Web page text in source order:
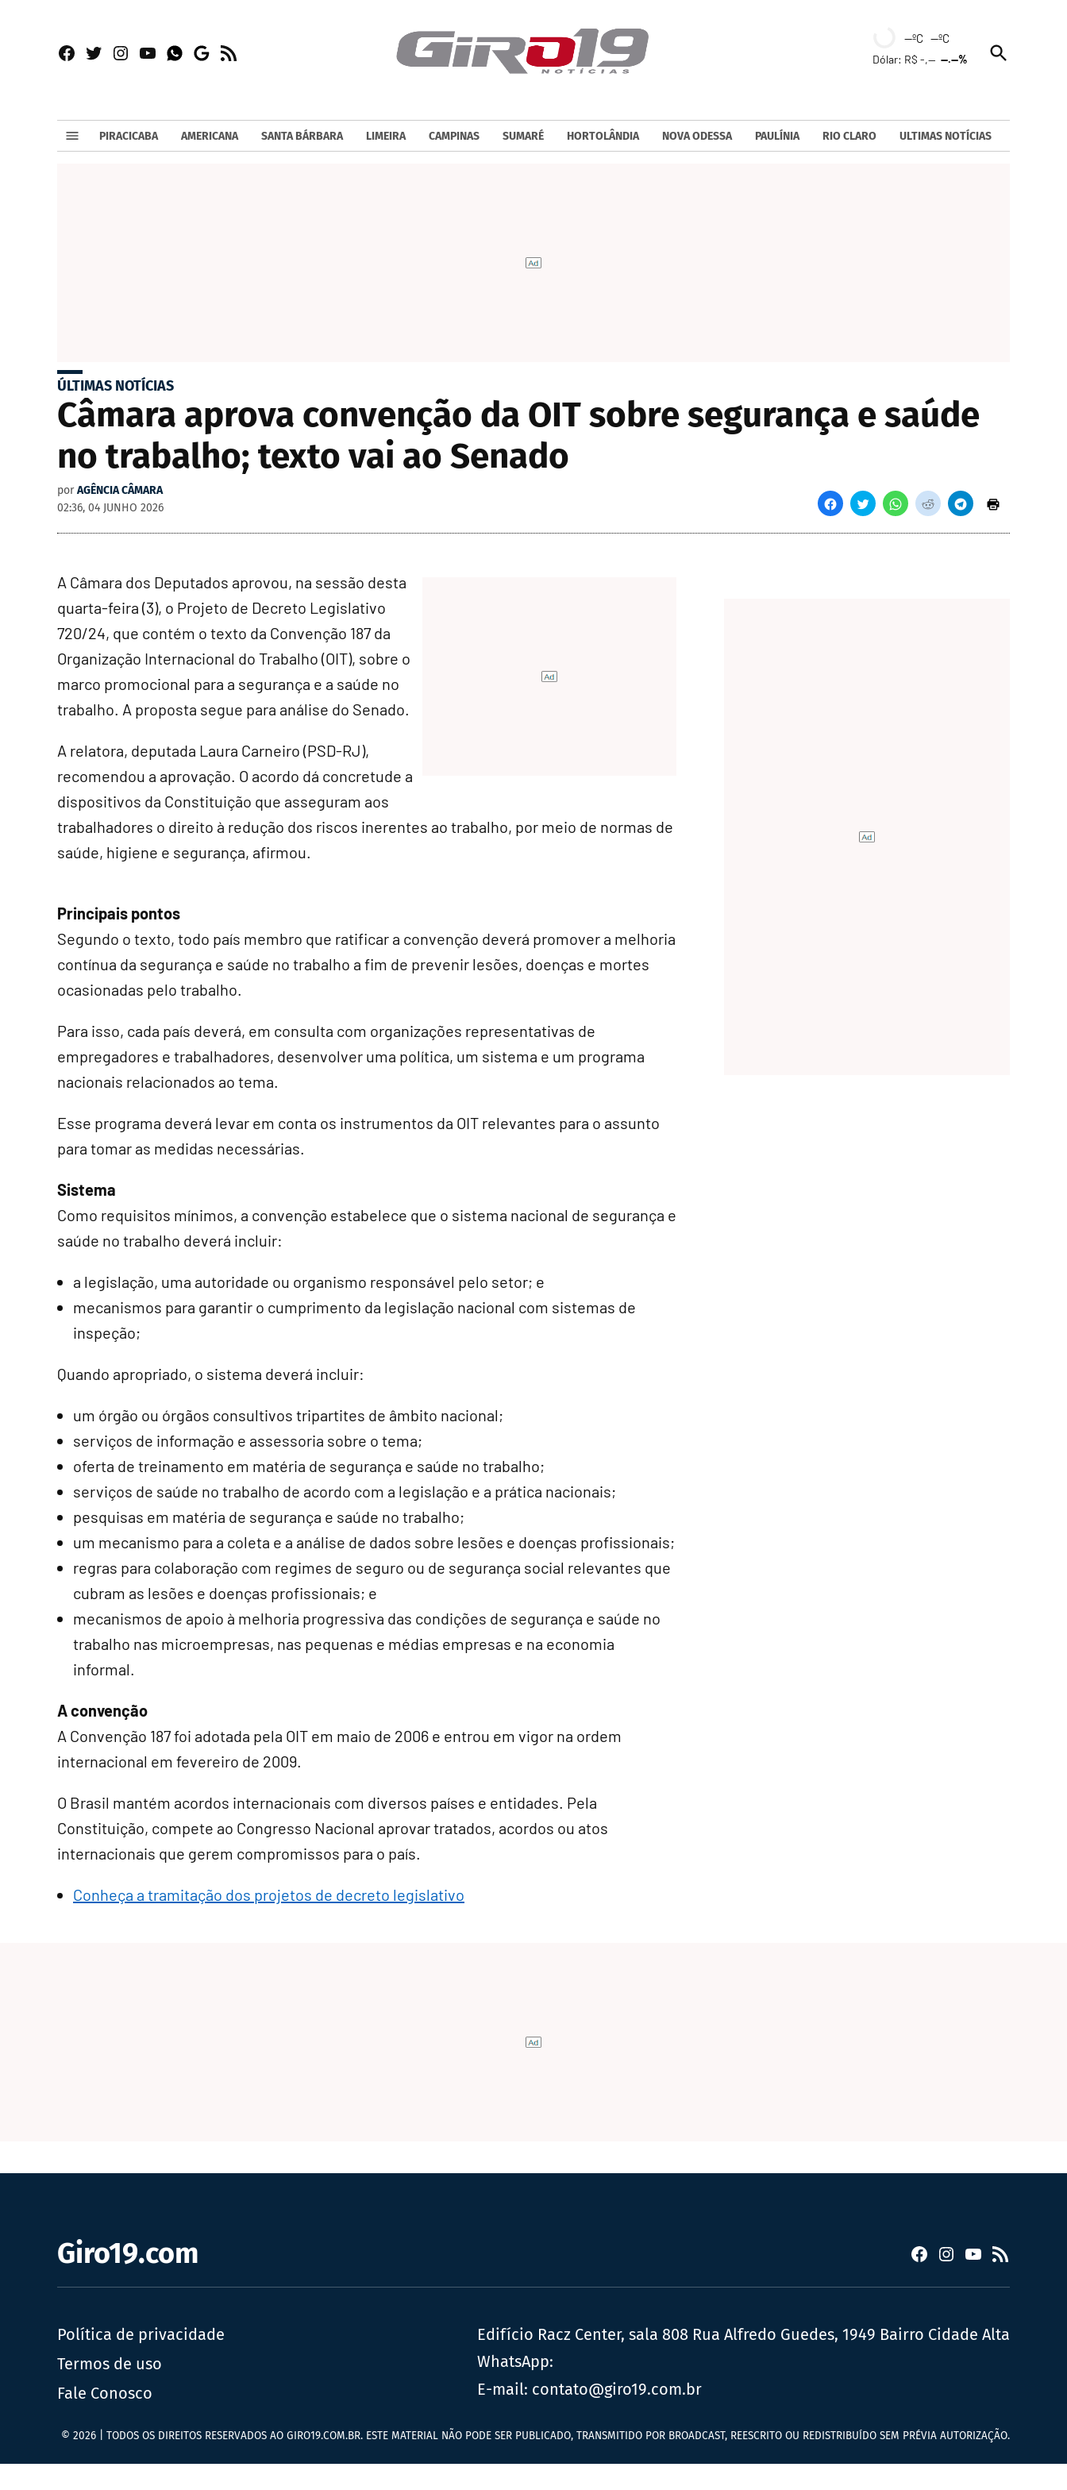
Facebook
TwitterInstagram
YouTubeWhatsapp
Google
RSS
--ºC --ºC
Dólar: R$ -,----.--%
Open
Search
PIRACICABA AMERICANA SANTA BÁRBARA LIMEIRA CAMPINAS SUMARÉ HORTOLÂNDIA NOVA ODESSA PAULÍNIA RIO CLARO ULTIMAS NOTÍCIAS
ÚLTIMAS NOTÍCIAS
Câmara aprova convenção da OIT sobre segurança e saúde
no trabalho; texto vai ao Senado
por AGÊNCIA CÂMARA
02:36, 04 JUNHO 2026
A Câmara dos Deputados aprovou, na sessão desta
quarta-feira (3), o Projeto de Decreto Legislativo
720/24, que contém o texto da Convenção 187 da
Organização Internacional do Trabalho (OIT), sobre o
marco promocional para a segurança e a saúde no
trabalho. A proposta segue para análise do Senado.
A relatora, deputada Laura Carneiro (PSD-RJ),
recomendou a aprovação. O acordo dá concretude a
dispositivos da Constituição que asseguram aos
trabalhadores o direito à redução dos riscos inerentes ao trabalho, por meio de normas de
saúde, higiene e segurança, afirmou.
Principais pontos
Segundo o texto, todo país membro que ratificar a convenção deverá promover a melhoria
contínua da segurança e saúde no trabalho a fim de prevenir lesões, doenças e mortes
ocasionadas pelo trabalho.
Para isso, cada país deverá, em consulta com organizações representativas de
empregadores e trabalhadores, desenvolver uma política, um sistema e um programa
nacionais relacionados ao tema.
Esse programa deverá levar em conta os instrumentos da OIT relevantes para o assunto
para tomar as medidas necessárias.
Sistema
Como requisitos mínimos, a convenção estabelece que o sistema nacional de segurança e
saúde no trabalho deverá incluir:
a legislação, uma autoridade ou organismo responsável pelo setor; e
mecanismos para garantir o cumprimento da legislação nacional com sistemas de
inspeção;
Quando apropriado, o sistema deverá incluir:
um órgão ou órgãos consultivos tripartites de âmbito nacional;
serviços de informação e assessoria sobre o tema;
oferta de treinamento em matéria de segurança e saúde no trabalho;
serviços de saúde no trabalho de acordo com a legislação e a prática nacionais;
pesquisas em matéria de segurança e saúde no trabalho;
um mecanismo para a coleta e a análise de dados sobre lesões e doenças profissionais;
regras para colaboração com regimes de seguro ou de segurança social relevantes que
cubram as lesões e doenças profissionais; e
mecanismos de apoio à melhoria progressiva das condições de segurança e saúde no
trabalho nas microempresas, nas pequenas e médias empresas e na economia
informal.
A convenção
A Convenção 187 foi adotada pela OIT em maio de 2006 e entrou em vigor na ordem
internacional em fevereiro de 2009.
O Brasil mantém acordos internacionais com diversos países e entidades. Pela
Constituição, compete ao Congresso Nacional aprovar tratados, acordos ou atos
internacionais que gerem compromissos para o país.
Conheça a tramitação dos projetos de decreto legislativo
Giro19.com Facebook
Instagram
YouTube
RSS
Política de privacidade
Termos de uso
Fale Conosco
Edifício Racz Center, sala 808 Rua Alfredo Guedes, 1949 Bairro Cidade Alta
WhatsApp:
E-mail: contato@giro19.com.br
© 2026 | TODOS OS DIREITOS RESERVADOS AO GIRO19.COM.BR. ESTE MATERIAL NÃO PODE SER PUBLICADO, TRANSMITIDO POR BROADCAST, REESCRITO OU REDISTRIBUÍDO SEM PRÉVIA AUTORIZAÇÃO.